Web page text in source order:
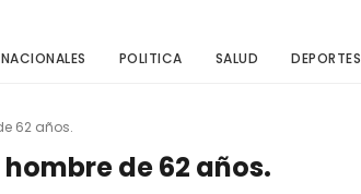
POLITICA SALUD DEPORTES
62 años.
de 62 años.